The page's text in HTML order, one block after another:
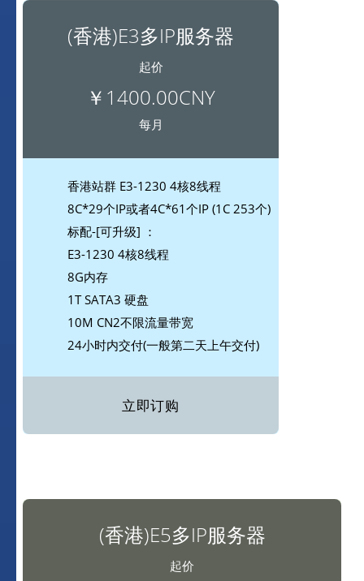
(香港)E3多IP服务器
起价
￥1400.00CNY
每月
香港站群 E3-1230 4核8线程
8C*29个IP或者4C*61个IP (1C 253个)
标配-[可升级] ：
E3-1230 4核8线程
8G内存
1T SATA3 硬盘
10M CN2不限流量带宽
24小时内交付(一般第二天上午交付)
立即订购
(香港)E5多IP服务器
起价